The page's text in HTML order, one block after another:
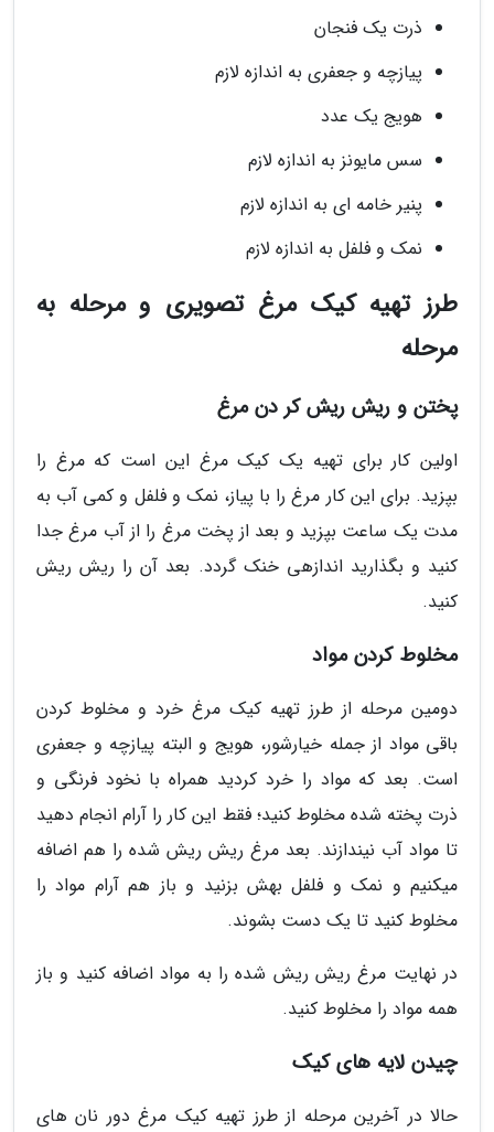
ذرت یک فنجان
پیازچه و جعفری به اندازه لازم
هویج یک عدد
سس مایونز به اندازه لازم
پنیر خامه ای به اندازه لازم
نمک و فلفل به اندازه لازم
طرز تهیه کیک مرغ تصویری و مرحله به
مرحله
پختن و ریش ریش کر دن مرغ
اولین کار برای تهیه یک کیک مرغ این است که مرغ را
بپزید. برای این کار مرغ را با پیاز، نمک و فلفل و کمی آب به
مدت یک ساعت بپزید و بعد از پخت مرغ را از آب مرغ جدا
کنید و بگذارید اندازهی خنک گردد. بعد آن را ریش ریش
کنید.
مخلوط کردن مواد
دومین مرحله از طرز تهیه کیک مرغ خرد و مخلوط کردن
باقی مواد از جمله خیارشور، هویج و البته پیازچه و جعفری
است. بعد که مواد را خرد کردید همراه با نخود فرنگی و
ذرت پخته شده مخلوط کنید؛ فقط این کار را آرام انجام دهید
تا مواد آب نیندازند. بعد مرغ ریش ریش شده را هم اضافه
میکنیم و نمک و فلفل بهش بزنید و باز هم آرام مواد را
مخلوط کنید تا یک دست بشوند.
در نهایت مرغ ریش ریش شده را به مواد اضافه کنید و باز
همه مواد را مخلوط کنید.
چیدن لایه های کیک
حالا در آخرین مرحله از طرز تهیه کیک مرغ دور نان های